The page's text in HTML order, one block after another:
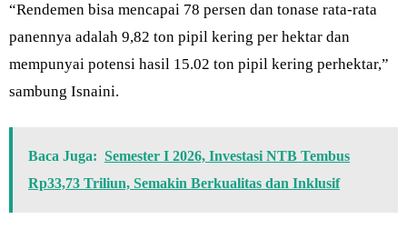
“Rendemen bisa mencapai 78 persen dan tonase rata-rata
panennya adalah 9,82 ton pipil kering per hektar dan
mempunyai potensi hasil 15.02 ton pipil kering perhektar,”
sambung Isnaini.
Baca Juga: Semester I 2026, Investasi NTB Tembus
Rp33,73 Triliun, Semakin Berkualitas dan Inklusif